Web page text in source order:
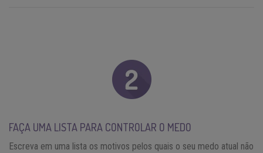
FAÇA UMA LISTA PARA CONTROLAR O MEDO
Escreva em uma lista os motivos pelos quais o seu medo atual não